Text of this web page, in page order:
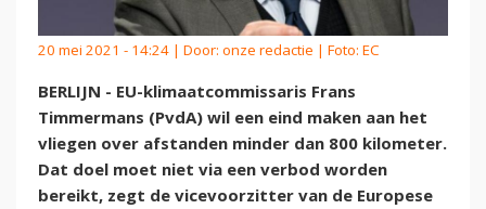
20 mei 2021 - 14:24 | Door: onze redactie | Foto: EC
BERLIJN - EU-klimaatcommissaris Frans
Timmermans (PvdA) wil een eind maken aan het
vliegen over afstanden minder dan 800 kilometer.
Dat doel moet niet via een verbod worden
bereikt, zegt de vicevoorzitter van de Europese